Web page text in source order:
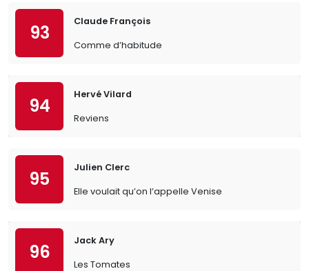
93
Claude François
Comme d’habitude
94
Hervé Vilard
Reviens
95
Julien Clerc
Elle voulait qu’on l’appelle Venise
96
Jack Ary
Les Tomates